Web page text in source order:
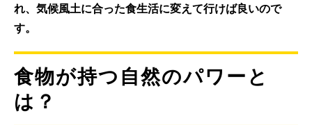
れ、気候風土に合った食生活に変えて行けば良いので
す。
食物が持つ自然のパワーと
は？